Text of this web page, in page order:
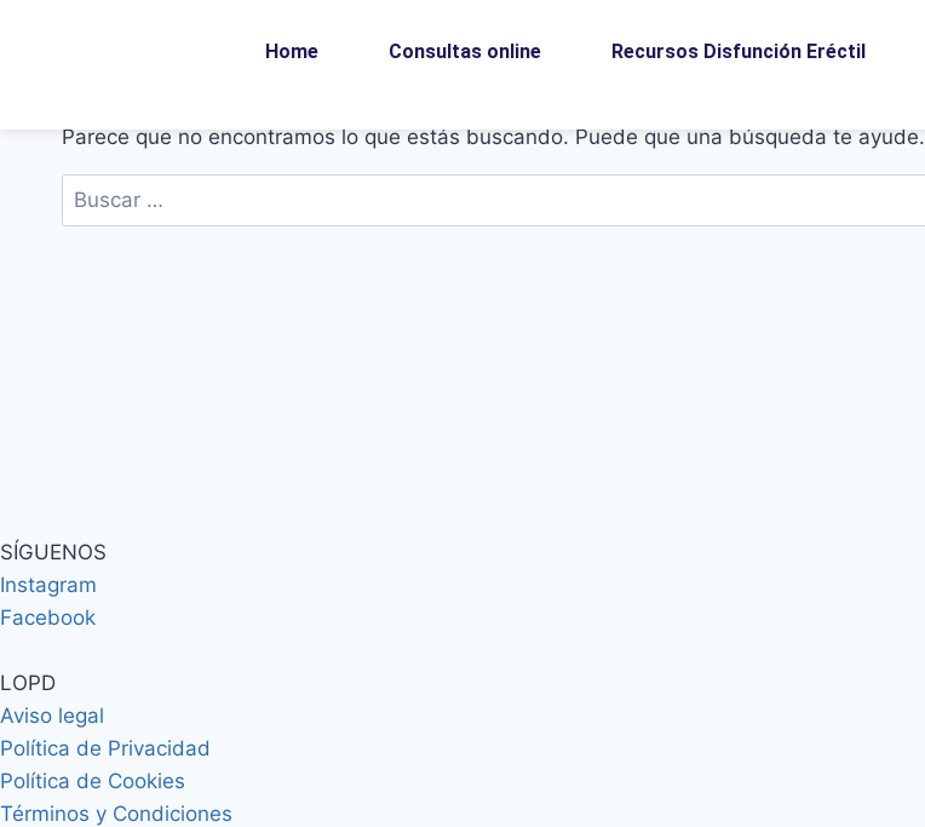
Home Consultas online Recursos Disfunción Eréctil
Parece que no encontramos lo que estás buscando. Puede que una búsqueda te ayude.
SÍGUENOS
Instagram
Facebook
LOPD
Aviso legal
Política de Privacidad
Política de Cookies
Términos y Condiciones